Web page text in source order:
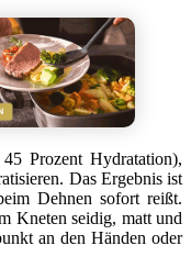
Prozent Hydratation),
Das Ergebnis ist
Dehnen sofort reißt.
Kneten seidig, matt und
an den Händen oder